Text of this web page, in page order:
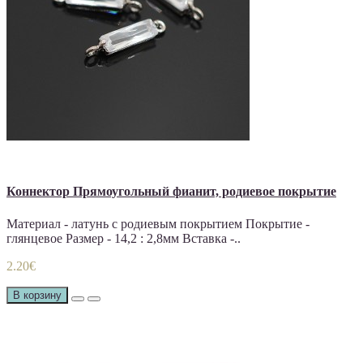
Коннектор Прямоугольный фианит, родиевое покрытие
Материал - латунь с родиевым покрытием Покрытие -
глянцевое Размер - 14,2 : 2,8мм Вставка -..
2.20€
В корзину